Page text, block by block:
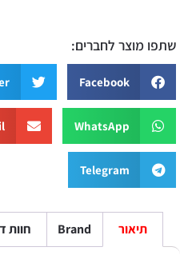
שתפו מוצר לחברים:
Facebook
WhatsApp
Telegram
תיאור Brand חוות